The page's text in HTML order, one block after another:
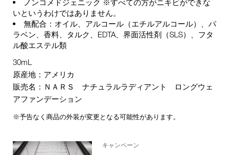
ノンコメドジェニック ※すべての方がニキビができな
いというわけではありません。
無配合：オイル、アルコール（エチルアルコール）、パ
ラベン、香料、タルク、EDTA、界面活性剤（SLS）、フタ
ル酸エステル類
30mL
原産地：アメリカ
販売名：ＮＡＲＳ ナチュラルラディアント ロングウェ
アファンデーション
※予告なく商品の外装が変更となる可能性があります。
キャンペーン